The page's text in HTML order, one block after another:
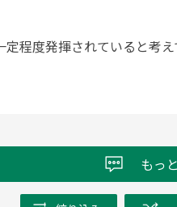
程度発揮されていると考え
もっ